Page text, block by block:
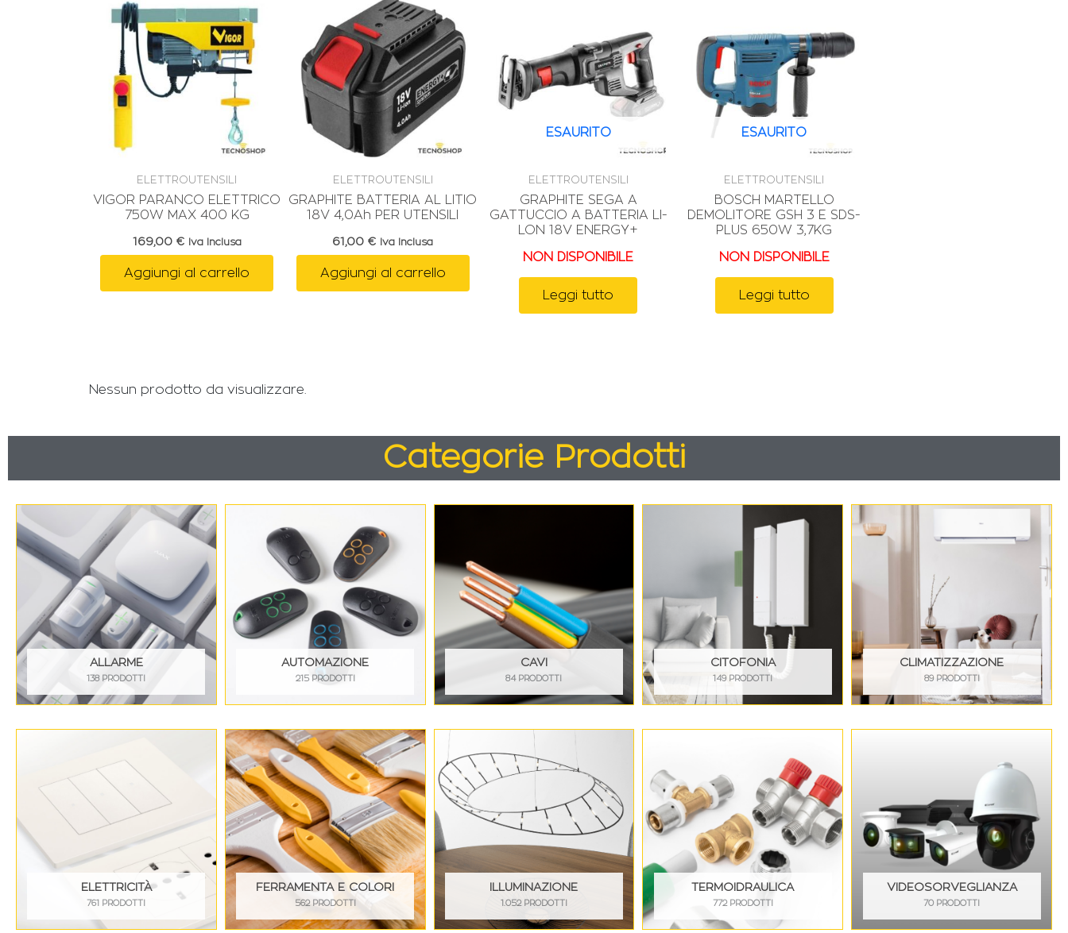
ELETTROUTENSILI
VIGOR PARANCO ELETTRICO
750W MAX 400 KG
169,00 € Iva Inclusa
Aggiungi al carrello
ELETTROUTENSILI
GRAPHITE BATTERIA AL LITIO
18V 4,0Ah PER UTENSILI
61,00€ Iva Inclusa
Aggiungi al carrello
ESAURITO
ELETTROUTENSILI
GRAPHITE SEGA A
GATTUCCIO A BATTERIA LI-
LON 18V ENERGY+
NON DISPONIBILE
Leggi tutto
ESAURITO
ELETTROUTENSILI
BOSCH MARTELLO
DEMOLITORE GSH 3 E SDS-
PLUS 650W 3,7KG
NON DISPONIBILE
Leggi tutto
Nessun prodotto da visualizzare.
Categorie Prodotti
ALLARME
138 PRODOTTI
AUTOMAZIONE
215 PRODOTTI
CAVI
84 PRODOTTI
CITOFONIA
149 PRODOTTI
CLIMATIZZAZIONE
89 PRODOTTI
ELETTRICITÀ
761 PRODOTTI
FERRAMENTA E COLORI
562 PRODOTTI
ILLUMINAZIONE
1.052 PRODOTTI
TERMOIDRAULICA
772 PRODOTTI
VIDEOSORVEGLIANZA
70 PRODOTTI